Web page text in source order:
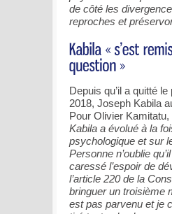
de côté les
reproches et
Depuis qu’il a quitté
2018, Joseph Kabila
Pour Olivier Kamitatu,
Kabila a évolué à la
psychologique et sur
Personne n’oublie
caressé l’espoir de
l’article 220 de la
bringuer un troisième
est pas parvenu et je